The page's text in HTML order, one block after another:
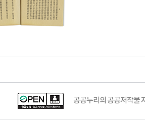
공공누리의 공공저작물